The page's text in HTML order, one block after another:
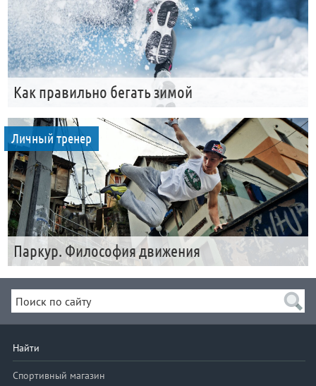
Как правильно бегать зимой
Личный тренер
Паркур. Философия движения
Найти
Спортивный магазин